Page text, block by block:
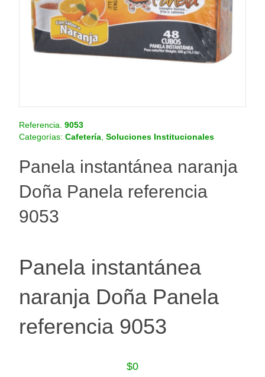
m
.
c
o
Referencia.9053
Categorías:Cafetería,Soluciones Institucionales
Panela instantánea naranja
Doña Panela referencia
9053
Panela instantánea
naranja Doña Panela
referencia 9053
$0